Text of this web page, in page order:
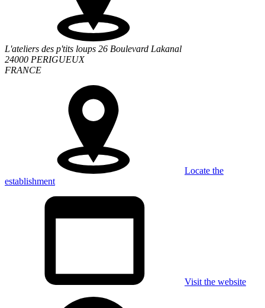
L'ateliers des p'tits loups 26 Boulevard Lakanal
24000 PERIGUEUX
FRANCE
Locate the
establishment
Visit the website